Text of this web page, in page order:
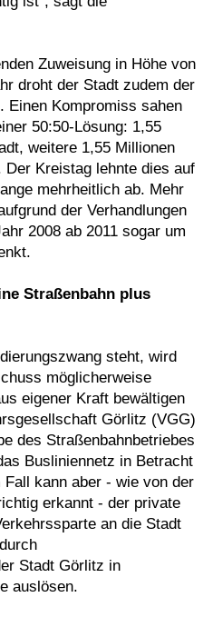
Zuweisung in Höhe von
droht der Stadt zudem der
Einen Kompromiss sahen
50:50-Lösung: 1,55
weitere 1,55 Millionen
Kreistag lehnte dies auf
mehrheitlich ab. Mehr
der Verhandlungen
2008 ab 2011 sogar um
Straßenbahn plus
steht, wird
möglicherweise
eigener Kraft bewältigen
Görlitz (VGG)
des Straßenbahnbetriebes
Busliniennetz in Betracht
kann aber - wie von der
erkannt - der private
an die Stadt
Stadt Görlitz in
auslösen.